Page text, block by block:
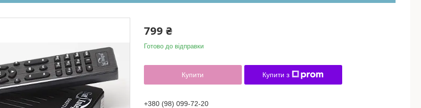
799 ₴
Готово до відправки
Купити Купити з
+380 (98) 099-72-20